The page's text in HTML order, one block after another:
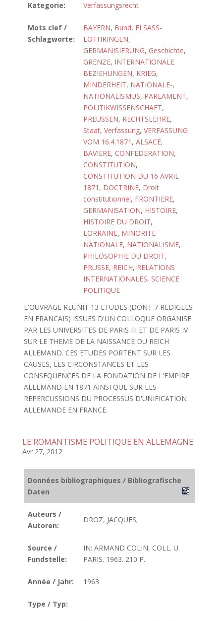
Kategorie:
Verfassungsrecht
Mots clef /
Schlagworte:
BAYERN, Bund, ELSASS-
LOTHRINGEN,
GERMANISIERUNG, Geschichte,
GRENZE, INTERNATIONALE
BEZIEHUNGEN, KRIEG,
MINDERHEIT, NATIONALE-,
NATIONALISMUS, PARLAMENT,
POLITIKWISSENSCHAFT,
PREUSSEN, RECHTSLEHRE,
Staat, Verfassung, VERFASSUNG
VOM 16.4.1871 , ALSACE,
BAVIERE, CONFEDERATION,
CONSTITUTION,
CONSTITUTION DU 16 AVRIL
1871 , DOCTRINE, Droit
constitutionnel, FRONTIERE,
GERMANISATION, HISTOIRE,
HISTOIRE DU DROIT,
LORRAINE, MINORITE
NATIONALE, NATIONALISME,
PHILOSOPHIE DU DROIT,
PRUSSE, REICH, RELATIONS
INTERNATIONALES, SCIENCE
POLITIQUE
L'OUVRAGE REUNIT 13 ETUDES (DONT 7 REDIGEES
EN FRANCAIS) ISSUES D'UN COLLOQUE ORGANISE
PAR LES UNIVERSITES DE PARIS III ET DE PARIS IV
SUR LE THEME DE LA NAISSANCE DU REICH
ALLEMAND. CES ETUDES PORTENT SUR LES
CAUSES, LES CIRCONSTANCES ET LES
CONSEQUENCES DE LA FONDATION DE L'EMPIRE
ALLEMAND EN 1871 AINSI QUE SUR LES
REPERCUSSIONS DU PROCESSUS D'UNIFICATION
ALLEMANDE EN FRANCE.
LE ROMANTISME POLITIQUE EN ALLEMAGNE
Avr 27, 2012
Données bibliographiques / Bibliografische
Daten
Auteurs /
Autoren:
DROZ, JACQUES;
Source /
Fundstelle:
IN: ARMAND COLIN, COLL. U.
PARIS. 1963. 210 P.
Année / Jahr: 1963
Type / Typ: